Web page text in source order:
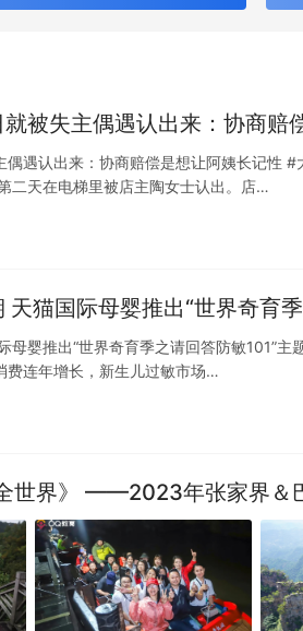
被失主偶遇认出来：协商赔
偶遇认出来：协商赔偿是想让阿姨长记性
二天在电梯里被店主陶女士认出。店…
猫国际母婴推出“世界奇育
母婴推出“世界奇育季之请回答防敏101”
费连年增长，新生儿过敏市场…
《紧跟6Q走，畅游全世界》 ——2023年